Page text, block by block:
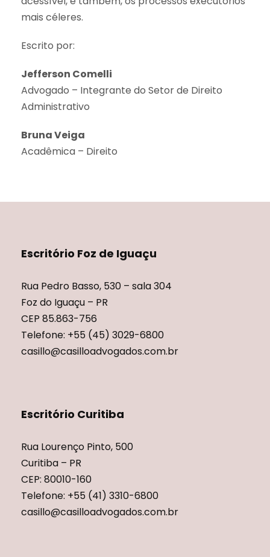
mais céleres.
Escrito por:
Jefferson Comelli
Advogado – Integrante do Setor de Direito
Administrativo
Bruna Veiga
Acadêmica – Direito
Escritório Foz de Iguaçu
Rua Pedro Basso, 530 – sala 304
Foz do Iguaçu – PR
CEP 85.863-756
Telefone: +55 (45) 3029-6800
casillo@casilloadvogados.com.br
Escritório Curitiba
Rua Lourenço Pinto, 500
Curitiba – PR
CEP: 80010-160
Telefone: +55 (41) 3310-6800
casillo@casilloadvogados.com.br